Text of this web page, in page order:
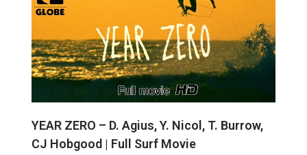
YEAR ZERO – D. Agius, Y. Nicol, T. Burrow,
CJ Hobgood | Full Surf Movie